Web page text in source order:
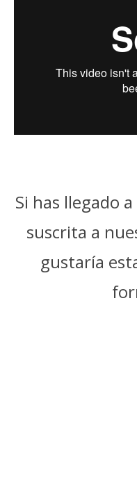
Si has llegado
suscrita a
gustaría